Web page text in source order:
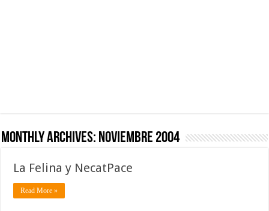
Monthly Archives: noviembre 2004
La Felina y NecatPace
Read More »